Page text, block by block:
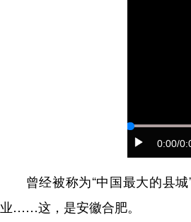
0:00/
曾经被称为“中国最大的县城”
业……这，是安徽合肥。